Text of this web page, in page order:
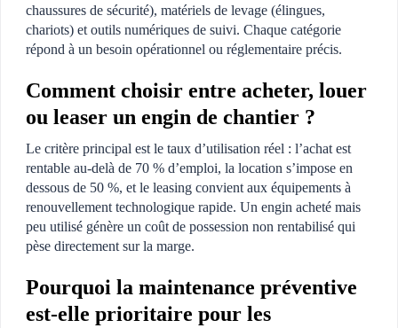
chaussures de sécurité), matériels de levage (élingues,
chariots) et outils numériques de suivi. Chaque catégorie
répond à un besoin opérationnel ou réglementaire précis.
Comment choisir entre acheter, louer
ou leaser un engin de chantier ?
Le critère principal est le taux d’utilisation réel : l’achat est
rentable au-delà de 70 % d’emploi, la location s’impose en
dessous de 50 %, et le leasing convient aux équipements à
renouvellement technologique rapide. Un engin acheté mais
peu utilisé génère un coût de possession non rentabilisé qui
pèse directement sur la marge.
Pourquoi la maintenance préventive
est-elle prioritaire pour les